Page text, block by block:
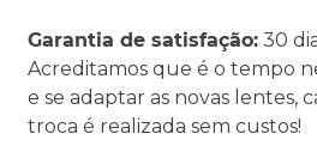
Garantia de satisfação: 30
Acreditamos que é o tempo
e se adaptar as novas lentes,
troca é realizada sem custos!